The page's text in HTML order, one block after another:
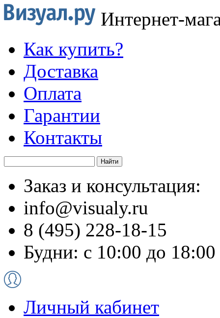
Интернет-
Как купить?
Доставка
Оплата
Гарантии
Контакты
Заказ и консультация:
info@visualy.ru
8 (495) 228-18-15
Будни: с 10:00 до 18:00
Личный кабинет